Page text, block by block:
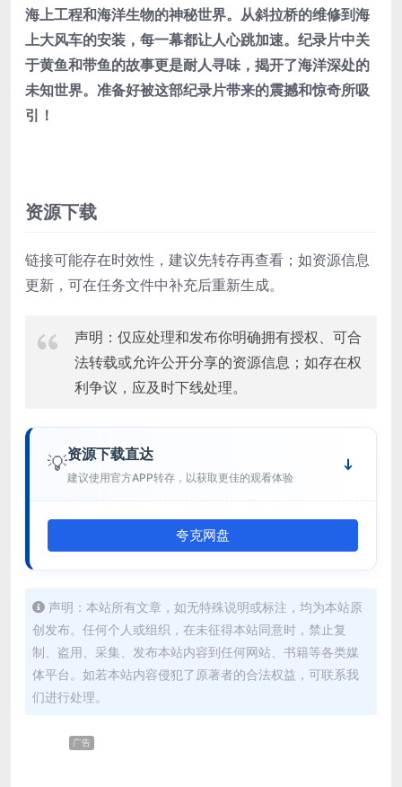
海上工程和海洋生物的神秘世界。从斜拉桥的维修到海
上大风车的安装，每一幕都让人心跳加速。纪录片中关
于黄鱼和带鱼的故事更是耐人寻味，揭开了海洋深处的
未知世界。准备好被这部纪录片带来的震撼和惊奇所吸
引！
资源下载
链接可能存在时效性，建议先转存再查看；如资源信息
更新，可在任务文件中补充后重新生成。
声明：仅应处理和发布你明确拥有授权、可合
法转载或允许公开分享的资源信息；如存在权
利争议，应及时下线处理。
💡资源下载直达
建议使用官方APP转存，以获取更佳的观看体验
夸克网盘
声明：本站所有文章，如无特殊说明或标注，均为本站原
创发布。任何个人或组织，在未征得本站同意时，禁止复
制、盗用、采集、发布本站内容到任何网站、书籍等各类媒
体平台。如若本站内容侵犯了原著者的合法权益，可联系我
们进行处理。
广告